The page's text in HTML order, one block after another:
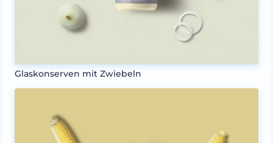
Glaskonserven mit Zwiebeln